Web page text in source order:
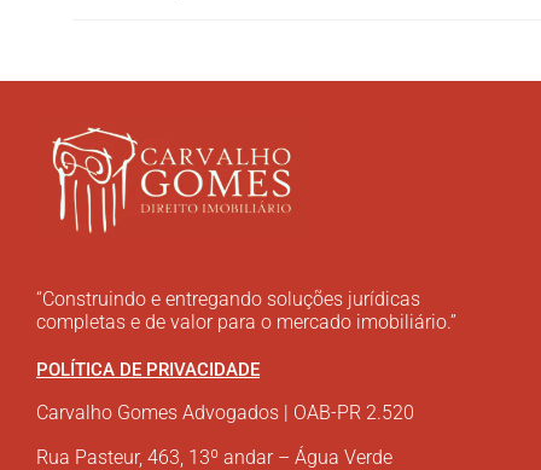
“Construindo e entregando soluções jurídicas
completas e de valor para o mercado imobiliário.”
POLÍTICA DE PRIVACIDADE
Carvalho Gomes Advogados | OAB-PR 2.520
Rua Pasteur, 463, 13º andar – Água Verde